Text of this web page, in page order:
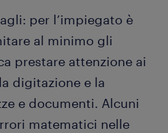
per l’impiegato è
al minimo gli
prestare attenzione ai
digitazione e la
e documenti. Alcuni
matematici nelle